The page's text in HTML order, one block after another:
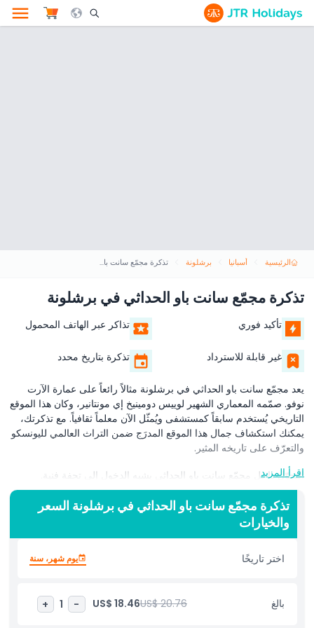
Search Opener Icon
الرئيسية أسبانيا برشلونة تذكرة مجمّع سانت باو الحداثي في برشلونة
تذكرة مجمّع سانت باو الحداثي في برشلونة
تأكيد فوري تذاكر عبر الهاتف المحمول
غير قابلة للاسترداد تذكرة بتاريخ محدد
يعد مجمّع سانت باو الحداثي في برشلونة مثالاً رائعاً على عمارة الآرت
نوفو. صمّمه المعماري الشهير لوييس دومينيخ إي مونتانير، وكان هذا الموقع
التاريخي يُستخدم سابقاً كمستشفى ويُمثّل الآن معلماً ثقافياً. مع تذكرتك،
يمكنك استكشاف جمال هذا الموقع المدرَج ضمن التراث العالمي لليونسكو
والتعرّف على تاريخه المثير.
التجوّل داخل مجمّع سانت باو الحداثي يشبه الدخول إلى تحفة فنية.
التصاميم المعقدة، والبلاط الملون، والفسيفساء المفصّلة تُظهر عبقرية
العمارة الحداثية الكاتالونية. يضم الموقع مبانٍ تمت ترميمها بشكل جميل،
وحدائق مورقة، وأنفاقاً تحت الأرض تكشف تاريخ إحدى أقدم مؤسسات
الرعاية الصحية في أوروبا.
في الداخل، يمكنك زيارة معارض تبرز التاريخ المعماري والطبي للمجمّع.
الفريدة.
اقرأ المزيد
تذكرة مجمّع سانت باو الحداثي في برشلونة السعر
والخيارات
اختر تاريخًا يوم شهر، سنة
بالغ US$ 20.76
US$ 18.46
-
1
+